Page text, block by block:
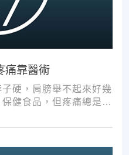
痛靠醫術
硬，肩膀舉不起來好幾
健食品，但疼痛總是時